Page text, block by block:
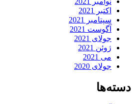
اکتبر 2021
سپتامبر 2021
آگوست 2021
جولای 2021
ژوئن 2021
می 2021
جولای 2020
دسته‌ها